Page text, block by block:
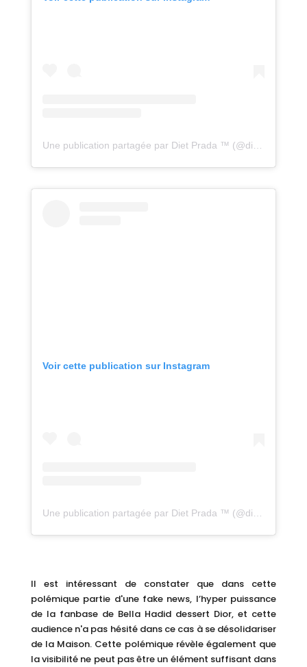
Voir cette publication sur Instagram
Une publication partagée par Diet Prada ™ (@diet_prada)
Il est intéressant de constater que dans cette
polémique partie d'une fake news, l’hyper puissance
de la fanbase de Bella Hadid dessert Dior, et cette
audience n'a pas hésité dans ce cas à se désolidariser
de la Maison. Cette polémique révèle également que
la visibilité ne peut pas être un élément suffisant dans